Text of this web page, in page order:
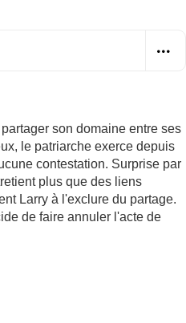
son domaine entre ses
le patriarche exerce depuis
contestation. Surprise par
plus que des liens
Larry à l'exclure du partage.
de faire annuler l'acte de